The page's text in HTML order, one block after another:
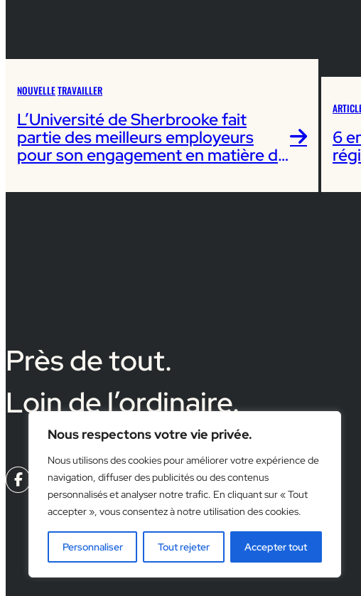
Nous respectons votre vie privée.
Nous utilisons des cookies pour améliorer votre expérience de
navigation, diffuser des publicités ou des contenus
personnalisés et analyser notre trafic. En cliquant sur « Tout
accepter », vous consentez à notre utilisation des cookies.
Personnaliser Tout rejeter Accepter tout
NOUVELLETRAVAILLER
L’Université de Sherbrooke fait
partie des meilleurs employeurs
pour son engagement en matière de
6
Près de tout.
Loin de l’ordinaire.
  